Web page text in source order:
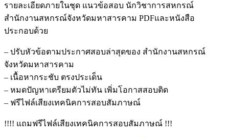
นัก
วิชาการ
สหกรณ์
สำนักงาน
สหกรณ์
จังหวัด
มหาสารคาม
ชิ้น
รายละเอียดภายในชุด แนวข้อสอบ นักวิชาการสหกรณ์
สำนักงานสหกรณ์จังหวัดมหาสารคาม PDFและหนังสือ
ประกอบด้วย
– ปรับหัวข้อตามประกาศสอบล่าสุดของ สำนักงานสหกรณ์
จังหวัดมหาสารคาม
– เนื้อหากระชับ ตรงประเด็น
– หมดปัญหาเตรียมตัวไม่ทัน เพิ่มโอกาสสอบติด
– ฟรีไฟล์เสียงเทคนิคการสอบสัมภาษณ์
!!!! แถมฟรีไฟล์เสียงเทคนิคการสอบสัมภาษณ์ !!!